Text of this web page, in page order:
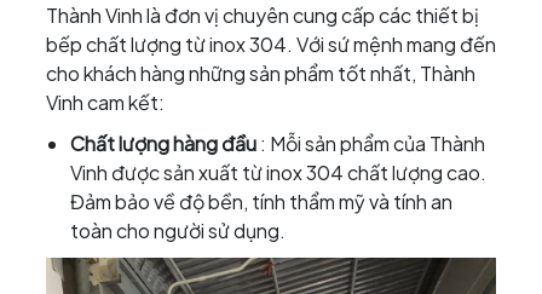
Thành Vinh là đơn vị chuyên cung cấp các thiết bị
bếp chất lượng từ inox 304. Với sứ mệnh mang đến
cho khách hàng những sản phẩm tốt nhất, Thành
Vinh cam kết:
Chất lượng hàng đầu: Mỗi sản phẩm của Thành
Vinh được sản xuất từ inox 304 chất lượng cao.
Đảm bảo về độ bền, tính thẩm mỹ và tính an
toàn cho người sử dụng.